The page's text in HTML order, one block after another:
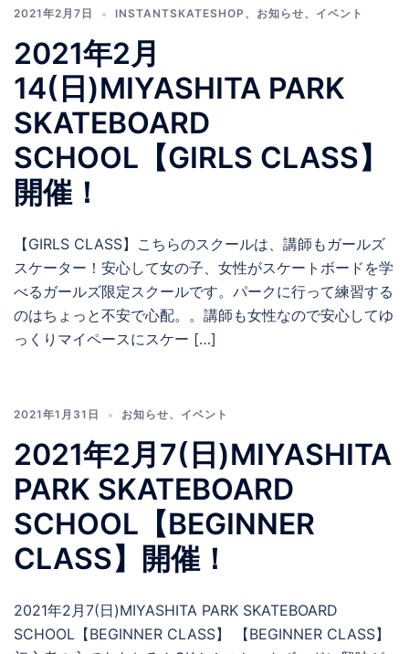
2021年2月7日 INSTANTSKATESHOP 、 お知らせ、 イベント
2021年2月
14(日)MIYASHITA PARK
SKATEBOARD
SCHOOL【GIRLS CLASS】
開催！
【GIRLS CLASS】こちらのスクールは、講師もガールズ
スケーター！安心して女の子、女性がスケートボードを学
べるガールズ限定スクールです。パークに行って練習する
のはちょっと不安で心配。。講師も女性なので安心してゆ
っくりマイペースにスケー […]
2021年1月31日 お知らせ、 イベント
2021年2月7(日)MIYASHITA
PARK SKATEBOARD
SCHOOL【BEGINNER
CLASS】開催！
2021年2月7(日)MIYASHITA PARK SKATEBOARD
SCHOOL【BEGINNER CLASS】 【BEGINNER CLASS】